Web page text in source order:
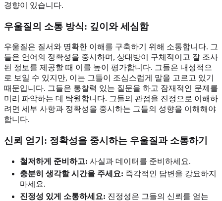
경향이 있습니다.
우울질의 소통 방식: 깊이와 세심함
우울질은 질서와 명확한 이해를 구축하기 위해 소통합니다. 그
들은 언어의 정확성을 중시하며, 상대방이 구체적이고 잘 조사
된 정보를 제공할 때 이를 높이 평가합니다. 그들은 내성적으
로 보일 수 있지만, 이는 그들이 조심스럽게 말을 고르고 있기
때문입니다. 그들은 통찰력 있는 질문을 하고 잠재적인 문제를
미리 파악하는 데 탁월합니다. 그들의 관점을 진정으로 이해하
려면 세부 사항과 정확성을 중시하는 그들의 성향을 이해해야
합니다.
신뢰 얻기: 정확성을 중시하는 우울질과 소통하기
철저하게 준비하고: 사실과 데이터를 준비하세요.
충분히 생각할 시간을 주세요: 즉각적인 답변을 강요하지
마세요.
진정성 있게 소통하세요: 진정성은 그들의 신뢰를 얻는